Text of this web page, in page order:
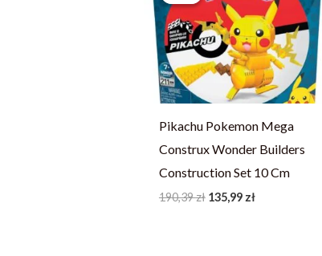
Pikachu Pokemon Mega
Construx Wonder Builders
Construction Set 10 Cm
190,39zł
190,39 zł.
135,99 zł
135,99 zł.